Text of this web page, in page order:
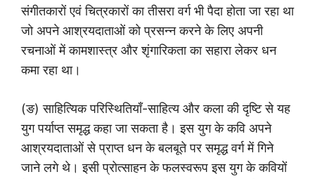
संगीतकारों एवं चित्रकारों का तीसरा वर्ग भी पैदा होता जा रहा था
जो अपने आश्रयदाताओं को प्रसन्न करने के लिए अपनी
रचनाओं में कामशास्त्र और शृंगारिकता का सहारा लेकर धन
कमा रहा था।
(ङ) साहित्यिक परिस्थितियाँ-साहित्य और कला की दृष्टि से यह
युग पर्याप्त समृद्ध कहा जा सकता है। इस युग के कवि अपने
आश्रयदाताओं से प्राप्त धन के बलबूते पर समृद्ध वर्ग में गिने
जाने लगे थे। इसी प्रोत्साहन के फलस्वरूप इस युग के कवियों